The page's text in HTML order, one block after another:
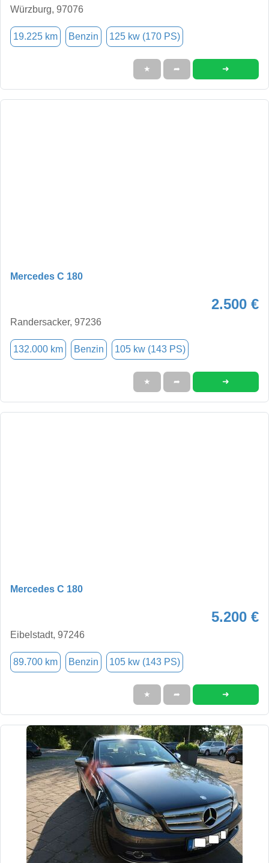
Würzburg, 97076
19.225 km Benzin 125 kw (170 PS)
★ ➦ ➜
Mercedes C 180
2.500 €
Randersacker, 97236
132.000 km Benzin 105 kw (143 PS)
★ ➦ ➜
Mercedes C 180
5.200 €
Eibelstadt, 97246
89.700 km Benzin 105 kw (143 PS)
★ ➦ ➜